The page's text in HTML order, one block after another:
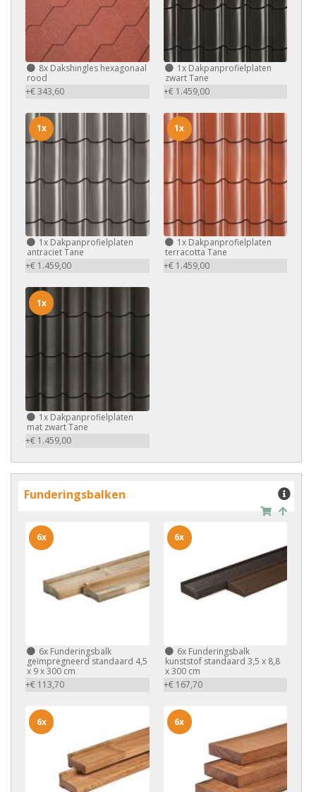
8x Dakshingles hexagonaal
rood
+€ 343,60
1xDakpanprofielplaten
zwart Tane
+€ 1.459,00
1x Dakpanprofielplaten
antraciet Tane
+€ 1.459,00
1x
1xDakpanprofielplaten
terracotta Tane
+€ 1.459,00
1x
1x Dakpanprofielplaten
mat zwart Tane
+€ 1.459,00
1x
Funderingsbalken
6x Funderingsbalk
geïmpregneerd standaard 4,5
x 9 x 300 cm
+€ 113,70
6x
6xFunderingsbalk
kunststof standaard 3,5 x 8,8
x 300 cm
+€ 167,70
6x
6x 6x